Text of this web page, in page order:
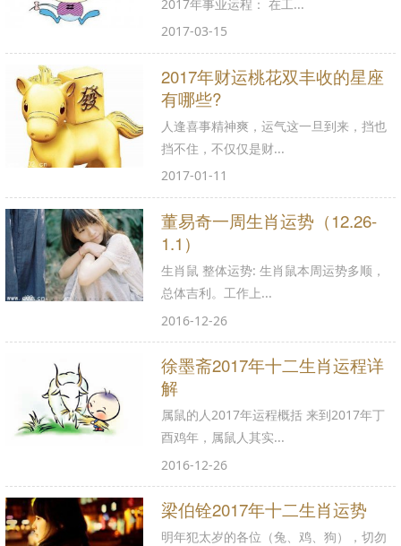
2017年事业运程： 在工...
2017-03-15
2017年财运桃花双丰收的星座
有哪些?
人逢喜事精神爽，运气这一旦到来，挡也
挡不住，不仅仅是财...
2017-01-11
董易奇一周生肖运势（12.26-
1.1）
生肖鼠 整体运势: 生肖鼠本周运势多顺，
总体吉利。工作上...
2016-12-26
徐墨斋2017年十二生肖运程详
解
属鼠的人2017年运程概括 来到2017年丁
酉鸡年，属鼠人其实...
2016-12-26
梁伯铨2017年十二生肖运势
明年犯太岁的各位（兔、鸡、狗），切勿